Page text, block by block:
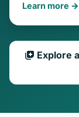
Learn more →
Explore